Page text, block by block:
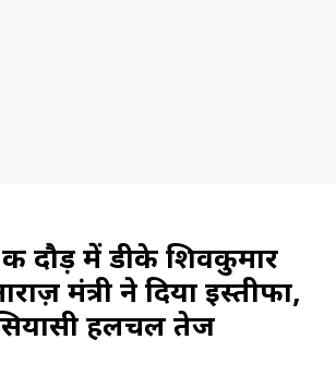
दौड़ में डीके शिवकुमार
मंत्री ने दिया इस्तीफा,
हलचल तेज